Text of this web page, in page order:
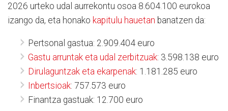
2026 urteko udal aurrekontu osoa 8.604.100 eurokoa
izango da, eta honako kapitulu hauetan banatzen da:
Pertsonal gastua: 2.909.404 euro
Gastu arruntak eta udal zerbitzuak: 3.598.138 euro
Dirulaguntzak eta ekarpenak: 1.181.285 euro
Inbertsioak: 757.573 euro
Finantza gastuak: 12.700 euro